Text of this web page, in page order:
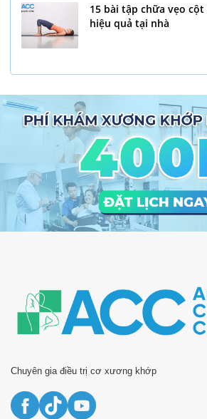
15 bài tập chữa vẹo
hiệu quả tại nhà
Chuyên gia điều trị cơ xương khớp